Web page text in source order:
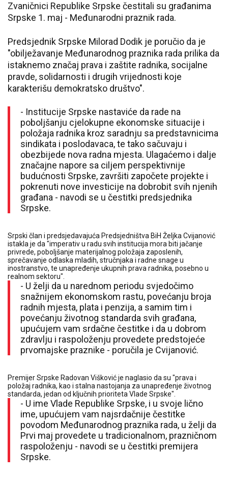
Zvaničnici Republike Srpske čestitali su građanima
Srpske 1. maj - Međunarodni praznik rada.
Predsjednik Srpske Milorad Dodik je poručio da je
"obilježavanje Međunarodnog praznika rada prilika da
istaknemo značaj prava i zaštite radnika, socijalne
pravde, solidarnosti i drugih vrijednosti koje
karakterišu demokratsko društvo".
- Institucije Srpske nastaviće da rade na
poboljšanju cjelokupne ekonomske situacije i
položaja radnika kroz saradnju sa predstavnicima
sindikata i poslodavaca, te tako sačuvaju i
obezbijede nova radna mjesta. Ulagaćemo i dalje
značajne napore sa ciljem perspektivnije
budućnosti Srpske, završiti započete projekte i
pokrenuti nove investicije na dobrobit svih njenih
građana - navodi se u čestitki predsjednika
Srpske.
Srpski član i predsjedavajuća Predsjedništva BiH Željka Cvijanović
istakla je da "imperativ u radu svih institucija mora biti jačanje
privrede, poboljšanje materijalnog položaja zaposlenih,
sprečavanje odlaska mladih, stručnjaka i radne snage u
inostranstvo, te unapređenje ukupnih prava radnika, posebno u
realnom sektoru".
- U želji da u narednom periodu svjedočimo
snažnijem ekonomskom rastu, povećanju broja
radnih mjesta, plata i penzija, a samim tim i
povećanju životnog standarda svih građana,
upućujem vam srdačne čestitke i da u dobrom
zdravlju i raspoloženju provedete predstojeće
prvomajske praznike - poručila je Cvijanović.
Premijer Srpske Radovan Višković je naglasio da su "prava i
položaj radnika, kao i stalna nastojanja za unapređenje životnog
standarda, jedan od ključnih prioriteta Vlade Srpske".
- U ime Vlade Republike Srpske, i u svoje lično
ime, upućujem vam najsrdačnije čestitke
povodom Međunarodnog praznika rada, u želji da
Prvi maj provedete u tradicionalnom, prazničnom
raspoloženju - navodi se u čestitki premijera
Srpske.